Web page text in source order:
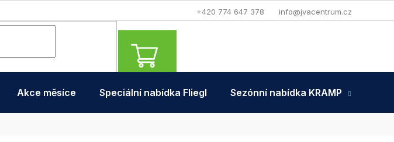
+420 774 647 378 info@jvacentrum.cz
NÁKUPNÍ
KOŠÍK
Akce měsíce Speciální nabídka Fliegl Sezónní nabídka KRAMP